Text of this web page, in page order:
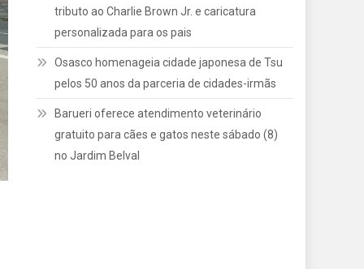
tributo ao Charlie Brown Jr. e caricatura
personalizada para os pais
Osasco homenageia cidade japonesa de Tsu
pelos 50 anos da parceria de cidades-irmãs
Barueri oferece atendimento veterinário
gratuito para cães e gatos neste sábado (8)
no Jardim Belval